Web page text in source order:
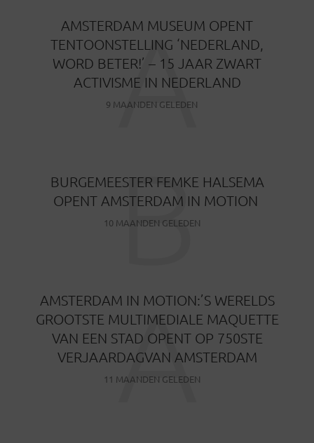
AMSTERDAM MUSEUM OPENT
TENTOONSTELLING ‘NEDERLAND,
WORD BETER!’ – 15 JAAR ZWART
ACTIVISME IN NEDERLAND
9 MAANDEN GELEDEN
A
BURGEMEESTER FEMKE HALSEMA
OPENT AMSTERDAM IN MOTION
10 MAANDEN GELEDEN
B
AMSTERDAM IN MOTION:’S WERELDS
GROOTSTE MULTIMEDIALE MAQUETTE
VAN EEN STAD OPENT OP 750STE
VERJAARDAGVAN AMSTERDAM
11 MAANDEN GELEDEN
A